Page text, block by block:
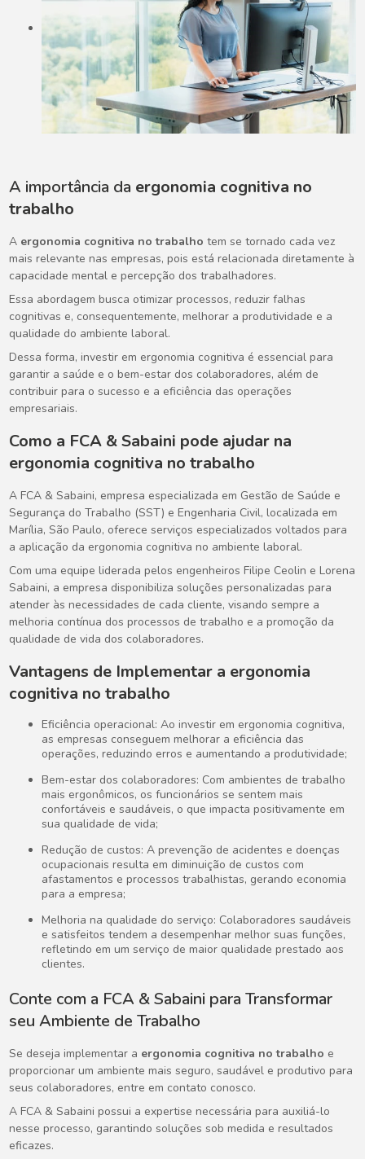
A importância da ergonomia cognitiva no
trabalho
A ergonomia cognitiva no trabalho tem se tornado cada vez
mais relevante nas empresas, pois está relacionada diretamente à
capacidade mental e percepção dos trabalhadores.
Essa abordagem busca otimizar processos, reduzir falhas
cognitivas e, consequentemente, melhorar a produtividade e a
qualidade do ambiente laboral.
Dessa forma, investir em ergonomia cognitiva é essencial para
garantir a saúde e o bem-estar dos colaboradores, além de
contribuir para o sucesso e a eficiência das operações
empresariais.
Como a FCA & Sabaini pode ajudar na
ergonomia cognitiva no trabalho
A FCA & Sabaini, empresa especializada em Gestão de Saúde e
Segurança do Trabalho (SST) e Engenharia Civil, localizada em
Marília, São Paulo, oferece serviços especializados voltados para
a aplicação da ergonomia cognitiva no ambiente laboral.
Com uma equipe liderada pelos engenheiros Filipe Ceolin e Lorena
Sabaini, a empresa disponibiliza soluções personalizadas para
atender às necessidades de cada cliente, visando sempre a
melhoria contínua dos processos de trabalho e a promoção da
qualidade de vida dos colaboradores.
Vantagens de Implementar a ergonomia
cognitiva no trabalho
Eficiência operacional: Ao investir em ergonomia cognitiva,
as empresas conseguem melhorar a eficiência das
operações, reduzindo erros e aumentando a produtividade;
Bem-estar dos colaboradores: Com ambientes de trabalho
mais ergonômicos, os funcionários se sentem mais
confortáveis e saudáveis, o que impacta positivamente em
sua qualidade de vida;
Redução de custos: A prevenção de acidentes e doenças
ocupacionais resulta em diminuição de custos com
afastamentos e processos trabalhistas, gerando economia
para a empresa;
Melhoria na qualidade do serviço: Colaboradores saudáveis
e satisfeitos tendem a desempenhar melhor suas funções,
refletindo em um serviço de maior qualidade prestado aos
clientes.
Conte com a FCA & Sabaini para Transformar
seu Ambiente de Trabalho
Se deseja implementar a ergonomia cognitiva no trabalho e
proporcionar um ambiente mais seguro, saudável e produtivo para
seus colaboradores, entre em contato conosco.
A FCA & Sabaini possui a expertise necessária para auxiliá-lo
nesse processo, garantindo soluções sob medida e resultados
eficazes.